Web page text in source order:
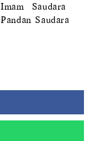
Saudara
Saudara